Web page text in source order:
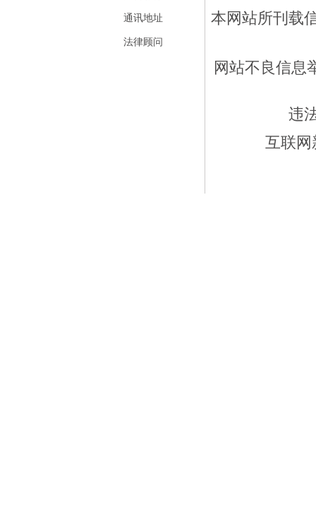
通讯地址
法律顾问
本网站所刊载
网站不良信息
违
互联网